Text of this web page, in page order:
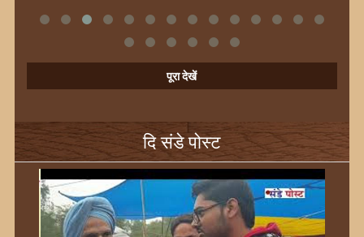
पूरा देखें
दि संडे पोस्ट